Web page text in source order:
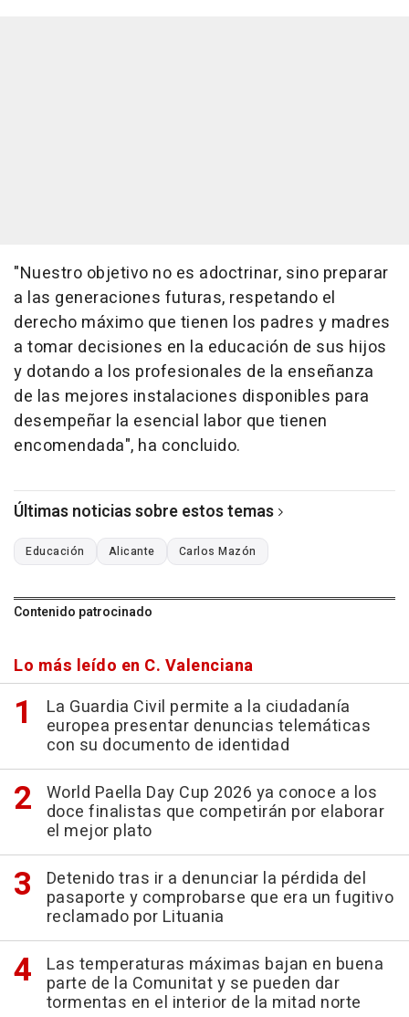
"Nuestro objetivo no es adoctrinar, sino preparar
a las generaciones futuras, respetando el
derecho máximo que tienen los padres y madres
a tomar decisiones en la educación de sus hijos
y dotando a los profesionales de la enseñanza
de las mejores instalaciones disponibles para
desempeñar la esencial labor que tienen
encomendada", ha concluido.
Últimas noticias sobre estos temas
Educación Alicante Carlos Mazón
Contenido patrocinado
Lo más leído en C. Valenciana
La Guardia Civil permite a la ciudadanía
europea presentar denuncias telemáticas
con su documento de identidad
World Paella Day Cup 2026 ya conoce a los
doce finalistas que competirán por elaborar
el mejor plato
Detenido tras ir a denunciar la pérdida del
pasaporte y comprobarse que era un fugitivo
reclamado por Lituania
Las temperaturas máximas bajan en buena
parte de la Comunitat y se pueden dar
tormentas en el interior de la mitad norte